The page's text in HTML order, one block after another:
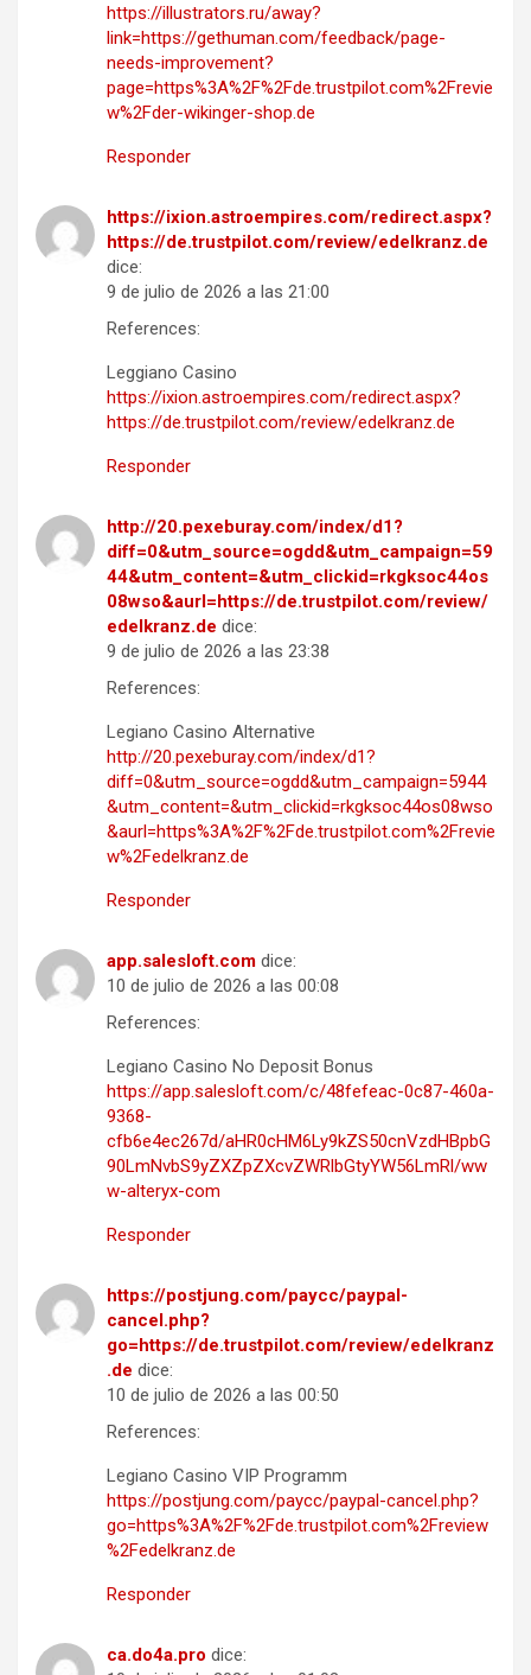
https://illustrators.ru/away?
link=https://gethuman.com/feedback/page-
needs-improvement?
page=https%3A%2F%2Fde.trustpilot.com%2Frevie
w%2Fder-wikinger-shop.de
Responder
https://ixion.astroempires.com/redirect.aspx?
https://de.trustpilot.com/review/edelkranz.de
dice:
9 de julio de 2026 a las 21:00
References:
Leggiano Casino
https://ixion.astroempires.com/redirect.aspx?
https://de.trustpilot.com/review/edelkranz.de
Responder
http://20.pexeburay.com/index/d1?
diff=0&utm_source=ogdd&utm_campaign=59
44&utm_content=&utm_clickid=rkgksoc44os
08wso&aurl=https://de.trustpilot.com/review/
edelkranz.de dice:
9 de julio de 2026 a las 23:38
References:
Legiano Casino Alternative
http://20.pexeburay.com/index/d1?
diff=0&utm_source=ogdd&utm_campaign=5944
&utm_content=&utm_clickid=rkgksoc44os08wso
&aurl=https%3A%2F%2Fde.trustpilot.com%2Frevie
w%2Fedelkranz.de
Responder
app.salesloft.com dice:
10 de julio de 2026 a las 00:08
References:
Legiano Casino No Deposit Bonus
https://app.salesloft.com/c/48fefeac-0c87-460a-
9368-
cfb6e4ec267d/aHR0cHM6Ly9kZS50cnVzdHBpbG
90LmNvbS9yZXZpZXcvZWRlbGtyYW56LmRl/ww
w-alteryx-com
Responder
https://postjung.com/paycc/paypal-
cancel.php?
go=https://de.trustpilot.com/review/edelkranz
.de dice:
10 de julio de 2026 a las 00:50
References:
Legiano Casino VIP Programm
https://postjung.com/paycc/paypal-cancel.php?
go=https%3A%2F%2Fde.trustpilot.com%2Freview
%2Fedelkranz.de
Responder
ca.do4a.pro dice: